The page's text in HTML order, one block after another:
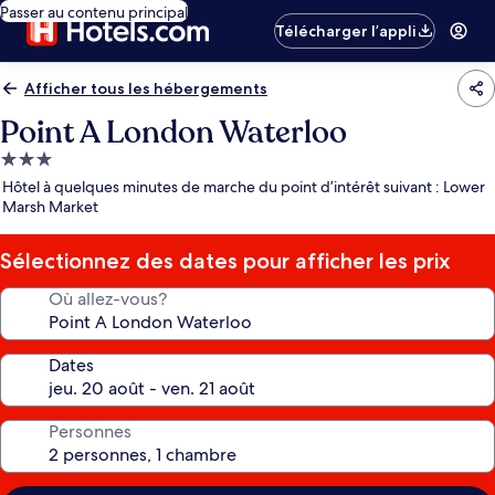
Passer au contenu principal
Télécharger l’appli
Afficher tous les hébergements
Point A London Waterloo
Hébergement
3.0 étoiles
Hôtel à quelques minutes de marche du point d’intérêt suivant : Lower
Marsh Market
Sélectionnez des dates pour afficher les prix
Où allez-vous?
Dates
Personnes